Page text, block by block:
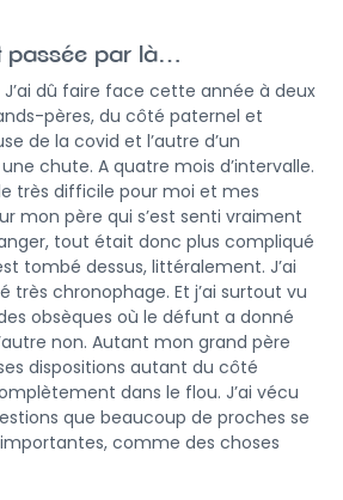
passée par là…
dû faire face cette année à deux
pères, du côté paternel et
de la covid et l’autre d’un
chute. A quatre mois d’intervalle.
très difficile pour moi et mes
mon père qui s’est senti vraiment
tout était donc plus compliqué
tombé dessus, littéralement. J’ai
très chronophage. Et j’ai surtout vu
obsèques où le défunt a donné
non. Autant mon grand père
dispositions autant du côté
dans le flou. J’ai vécu
que beaucoup de proches se
comme des choses